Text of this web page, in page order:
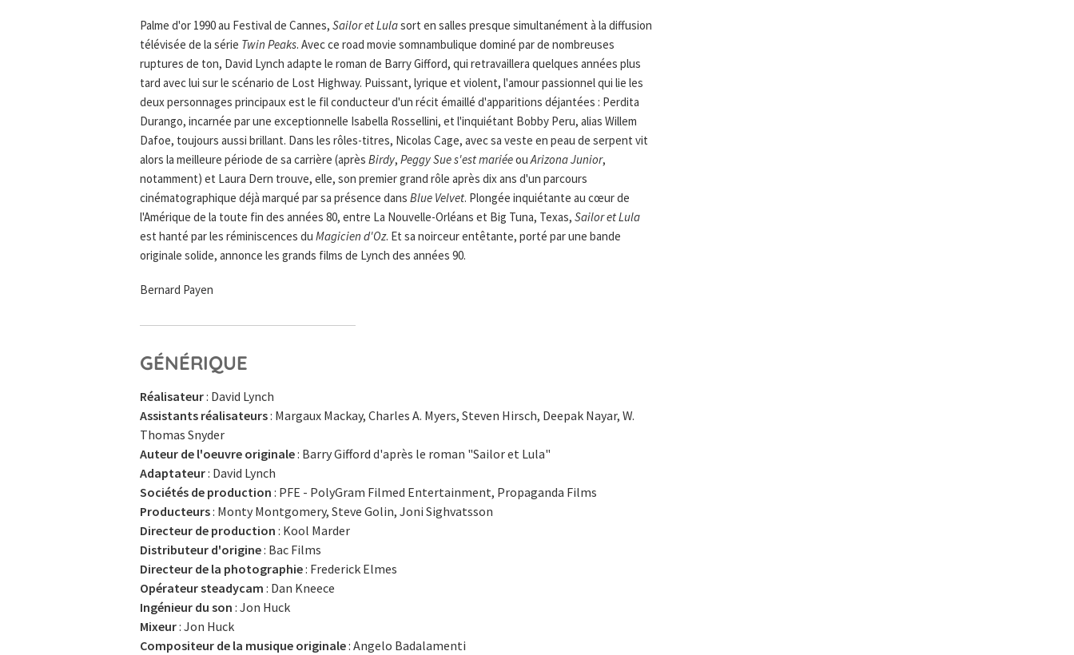
Palme d'or 1990 au Festival de Cannes, Sailor et Lulasort en salles presque simultanément à la diffusion
télévisée de la série Twin Peaks. Avec ce road movie somnambulique dominé par de nombreuses
ruptures de ton, David Lynch adapte le roman de Barry Gifford, qui retravaillera quelques années plus
tard avec lui sur le scénario de Lost Highway. Puissant, lyrique et violent, l'amour passionnel qui lie les
deux personnages principaux est le fil conducteur d'un récit émaillé d'apparitions déjantées : Perdita
Durango, incarnée par une exceptionnelle Isabella Rossellini, et l'inquiétant Bobby Peru, alias Willem
Dafoe, toujours aussi brillant. Dans les rôles-titres, Nicolas Cage, avec sa veste en peau de serpent vit
alors la meilleure période de sa carrière (après Birdy, Peggy Sue s'est mariéeouArizona Junior,
notamment) et Laura Dern trouve, elle, son premier grand rôle après dix ans d'un parcours
cinématographique déjà marqué par sa présence dans Blue Velvet. Plongée inquiétante au cœur de
l'Amérique de la toute fin des années 80, entre La Nouvelle-Orléans et Big Tuna, Texas, Sailor et Lula
est hanté par les réminiscences du Magicien d'Oz. Et sa noirceur entêtante, porté par une bande
originale solide, annonce les grands films de Lynch des années 90.
Bernard Payen
GÉNÉRIQUE
Réalisateur: David Lynch
Assistants réalisateurs: Margaux Mackay, Charles A. Myers, Steven Hirsch, Deepak Nayar, W.
Thomas Snyder
Auteur de l'oeuvre originale: Barry Gifford d'après le roman "Sailor et Lula"
Adaptateur: David Lynch
Sociétés de production : PFE - PolyGram Filmed Entertainment, Propaganda Films
Producteurs: Monty Montgomery, Steve Golin, Joni Sighvatsson
Directeur de production : Kool Marder
Distributeur d'origine: Bac Films
Directeur de la photographie: Frederick Elmes
Opérateur steadycam : Dan Kneece
Ingénieur du son : Jon Huck
Mixeur: Jon Huck
Compositeur de la musique originale: Angelo Badalamenti